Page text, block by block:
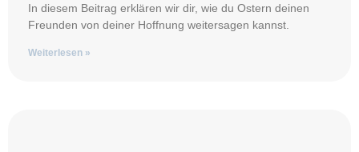
In diesem Beitrag erklären wir dir, wie du Ostern deinen
Freunden von deiner Hoffnung weitersagen kannst.
Weiterlesen »